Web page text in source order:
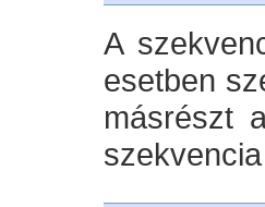
A
esetben
másrészt